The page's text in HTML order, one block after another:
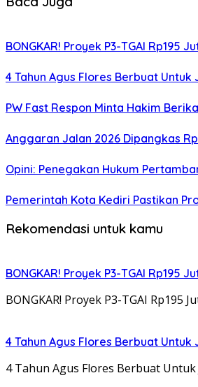
BONGKAR! Proyek P3-TGAI
4 Tahun Agus Flores Berbuat
PW Fast Respon Minta Hakim
Anggaran Jalan 2026 Dipangkas
Opini: Penegakan Hukum
Pemerintah Kota Kediri Pastikan
Rekomendasi untuk kamu
BONGKAR! Proyek P3-TGAI
BONGKAR! Proyek P3-TGAI Rp195
4 Tahun Agus Flores Berbuat
4 Tahun Agus Flores Berbuat